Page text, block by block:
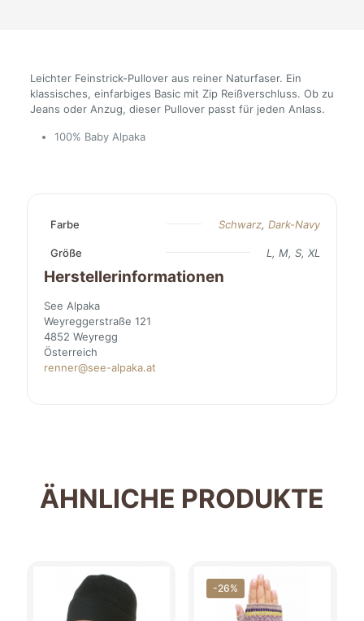
Leichter Feinstrick-Pullover aus reiner Naturfaser. Ein
klassisches, einfarbiges Basic mit Zip Reißverschluss. Ob zu
Jeans oder Anzug, dieser Pullover passt für jeden Anlass.
100% Baby Alpaka
Farbe Schwarz, Dark-Navy
Größe L, M, S, XL
Herstellerinformationen
See Alpaka
Weyreggerstraße 121
4852 Weyregg
Österreich
renner@see-alpaka.at
ÄHNLICHE PRODUKTE
-26%